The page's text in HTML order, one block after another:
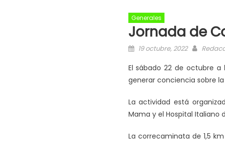
Generales
Jornada de
19 octubre, 2022
El sábado 22 de octubre a
generar conciencia sobre
La actividad está
Mama y el Hospital Italiano
La correcaminata de 1,5